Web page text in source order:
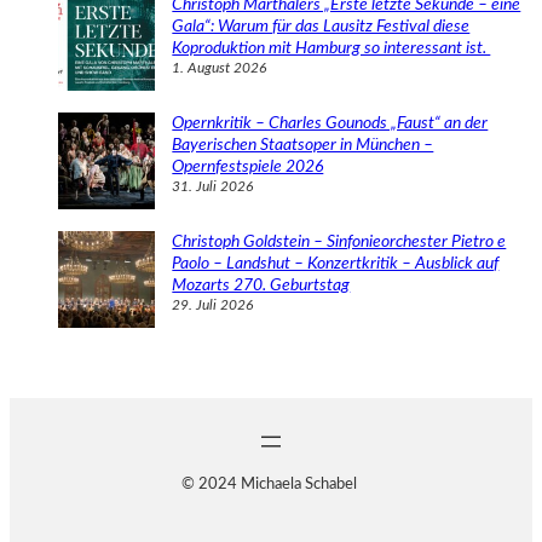
Christoph Marthalers „Erste letzte Sekunde – eine
Gala“: Warum für das Lausitz Festival diese
Koproduktion mit Hamburg so interessant ist.
1. August 2026
Opernkritik – Charles Gounods „Faust“ an der
Bayerischen Staatsoper in München –
Opernfestspiele 2026
31. Juli 2026
Christoph Goldstein – Sinfonieorchester Pietro e
Paolo – Landshut – Konzertkritik – Ausblick auf
Mozarts 270. Geburtstag
29. Juli 2026
© 2024 Michaela Schabel